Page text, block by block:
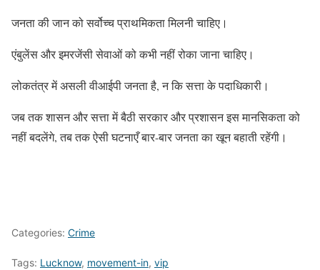
जनता की जान को सर्वोच्च प्राथमिकता मिलनी चाहिए।
एंबुलेंस और इमरजेंसी सेवाओं को कभी नहीं रोका जाना चाहिए।
लोकतंत्र में असली वीआईपी जनता है, न कि सत्ता के पदाधिकारी।
जब तक शासन और सत्ता में बैठी सरकार और प्रशासन इस मानसिकता को
नहीं बदलेंगे, तब तक ऐसी घटनाएँ बार-बार जनता का खून बहाती रहेंगी।
Categories: Crime
Tags: Lucknow, movement-in, vip